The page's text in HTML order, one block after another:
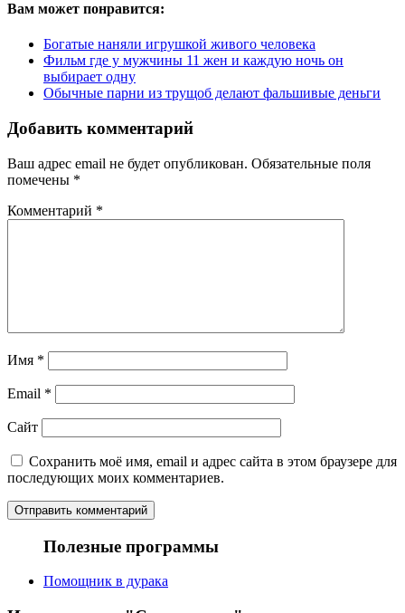
Вам может понравится:
Богатые наняли игрушкой живого человека
Фильм где у мужчины 11 жен и каждую ночь он
выбирает одну
Обычные парни из трущоб делают фальшивые деньги
Добавить комментарий
Ваш адрес email не будет опубликован. Обязательные поля
помечены *
Комментарий *
Имя *
Email *
Сайт
Сохранить моё имя, email и адрес сайта в этом браузере для
последующих моих комментариев.
Полезные программы
Помощник в дурака